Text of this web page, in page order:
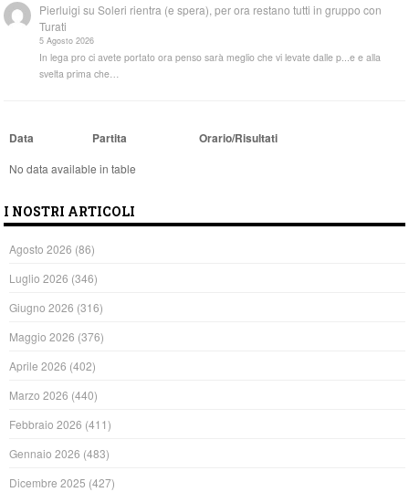
Pierluigi suSoleri rientra (e spera), per ora restano tutti in gruppo con
Turati
5 Agosto 2026
In lega pro ci avete portato ora penso sarà meglio che vi levate dalle p...e e alla
svelta prima che…
Data Partita Orario/Risultati
No data available in table
I NOSTRI ARTICOLI
Agosto 2026 (86)
Luglio 2026 (346)
Giugno 2026 (316)
Maggio 2026 (376)
Aprile 2026 (402)
Marzo 2026 (440)
Febbraio 2026 (411)
Gennaio 2026 (483)
Dicembre 2025 (427)